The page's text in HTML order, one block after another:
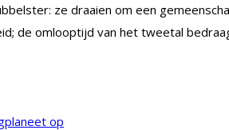
ze draaien om een
de omlooptijd van het tweetal
op